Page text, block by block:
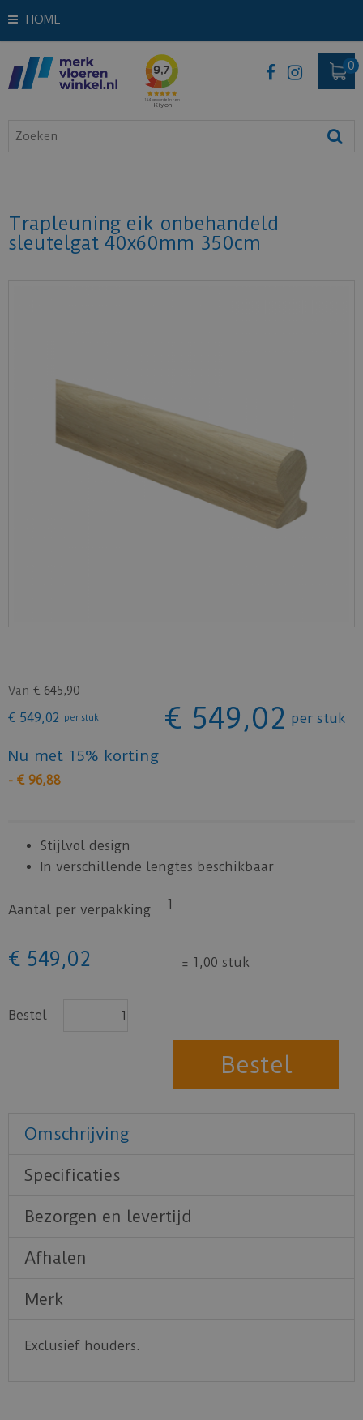
HOME
Trapleuning eik onbehandeld
sleutelgat 40x60mm 350cm
Van € 645,90
€ 549,02 per stuk € 549,02 per stuk
Nu met 15% korting
- € 96,88
Stijlvol design
In verschillende lengtes beschikbaar
Aantal per verpakking 1
€ 549,02 = 1,00 stuk
Bestel
Omschrijving
Specificaties
Bezorgen en levertijd
Afhalen
Merk
Exclusief houders.